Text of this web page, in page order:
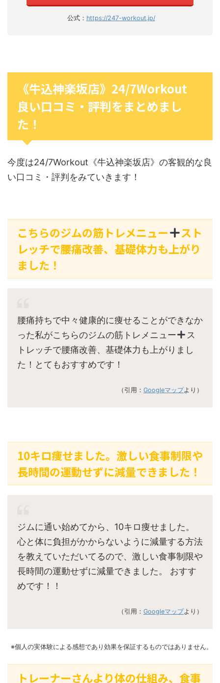
公式： https://247-workout.jp/
《牛込神楽坂店》24/7Workout
良い口コミ・評判をまとめまし
た！
今度は24/7Workout《牛込神楽坂店》の客観的な良
い口コミ・評判をみていきます！
こちらのジムの筋トレメニュー
スト
レッチで腰痛改善、基礎体力も上がり
ました！
腰痛持ちで中々健康的に痩せることができなか
った私がこちらのジムの筋トレメニュー
ス
トレッチで腰痛改善、基礎体力も上がりまし
た！とてもおすすめです！
（引用： Googleマップより）
10キロ痩せました。激しい食事制限や
長時間の運動せずに減量できました！
ジムに通い始めてから、10キロ痩せました。
心と体に負担がかからないように減量する方法
を教えていただいてるので、激しい食事制限や
長時間の運動せずに減量できました。 おすす
めです！！
（引用： Googleマップより）
※個人の実体験による感想であり効果を保証するものではありません。
トレーナーさんより体の仕組み、食事